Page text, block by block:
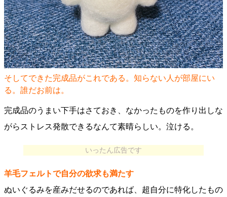
そしてできた完成品がこれである。知らない人が部屋にい
る。誰だお前は。
完成品のうまい下手はさておき、なかったものを作り出しな
がらストレス発散できるなんて素晴らしい。泣ける。
いったん広告です
羊毛フェルトで自分の欲求も満たす
ぬいぐるみを産みだせるのであれば、超自分に特化したもの